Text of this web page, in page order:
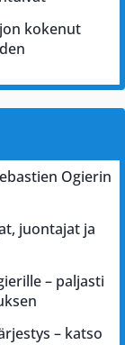
kokenut
Ogierin
juontajat ja
– paljasti
– katso